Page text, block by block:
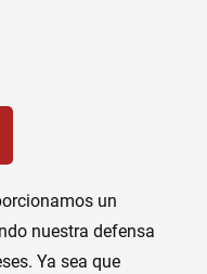
un
nuestra defensa
Ya sea que